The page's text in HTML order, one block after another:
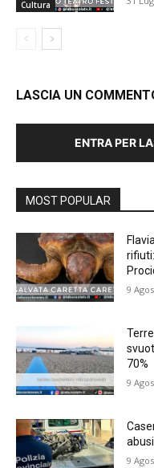
Cultura
LASCIA UN
ENTRA PER
MOST POPULAR
9
70%
9
9